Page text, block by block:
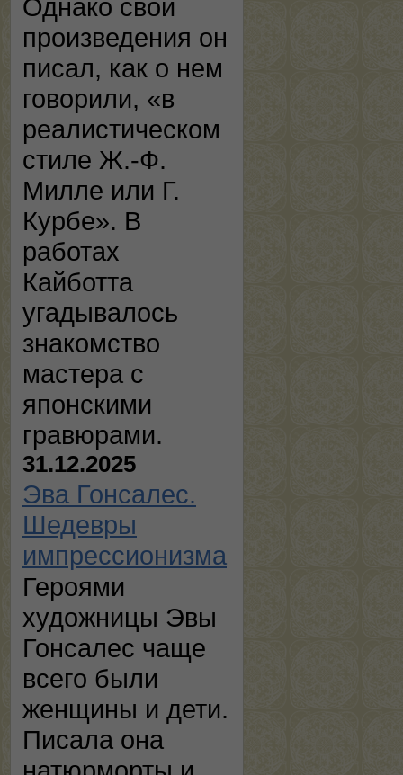
Однако свои
произведения он
писал, как о нем
говорили, «в
реалистическом
стиле Ж.-Ф.
Милле или Г.
Курбе». В
работах
Кайботта
угадывалось
знакомство
мастера с
японскими
гравюрами.
31.12.2025
Эва Гонсалес.
Шедевры
импрессионизма
Героями
художницы Эвы
Гонсалес чаще
всего были
женщины и дети.
Писала она